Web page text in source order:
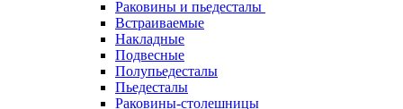
Раковины и пьедесталы
Встраиваемые
Накладные
Подвесные
Полупьедесталы
Пьедесталы
Раковины-столешницы